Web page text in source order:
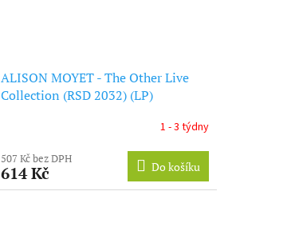
ALISON MOYET - The Other Live
Collection (RSD 2032) (LP)
1 - 3 týdny
507 Kč bez DPH
614 Kč Do košíku